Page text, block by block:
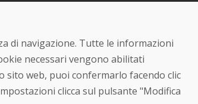
© DOMIVOSPORT 2026, tutti i diritti riservati
creazione di e-shop
di navigazione. Tutte le informazioni
necessari vengono abilitati
sito web, puoi confermarlo facendo clic
clicca sul pulsante "Modifica